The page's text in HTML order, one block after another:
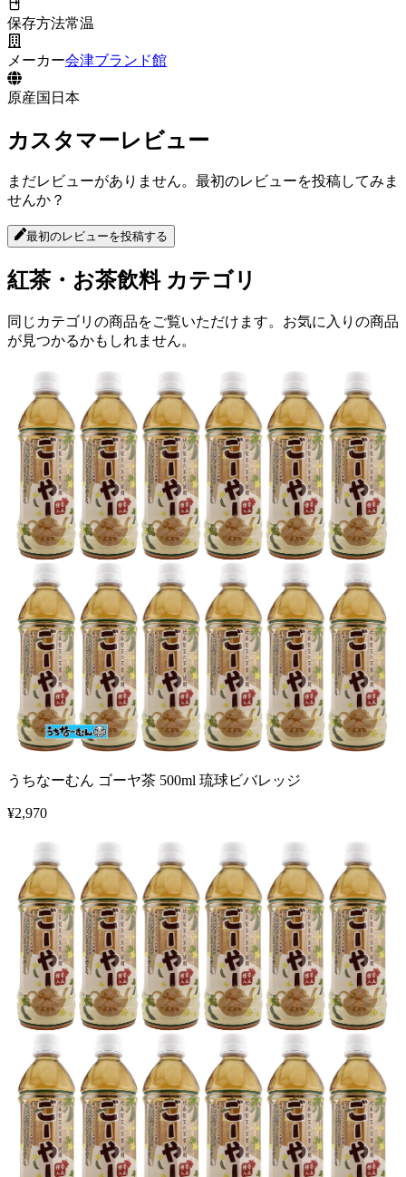
保存方法常温
メーカー会津ブランド館
原産国 日本
カスタマーレビュー
まだレビューがありません。最初のレビューを投稿してみま
せんか？
最初のレビューを投稿する
紅茶・お茶飲料カテゴリ
同じカテゴリの商品をご覧いただけます。お気に入りの商品
が見つかるかもしれません。
うちなーむん ゴーヤ茶 500ml 琉球ビバレッジ
¥2,970